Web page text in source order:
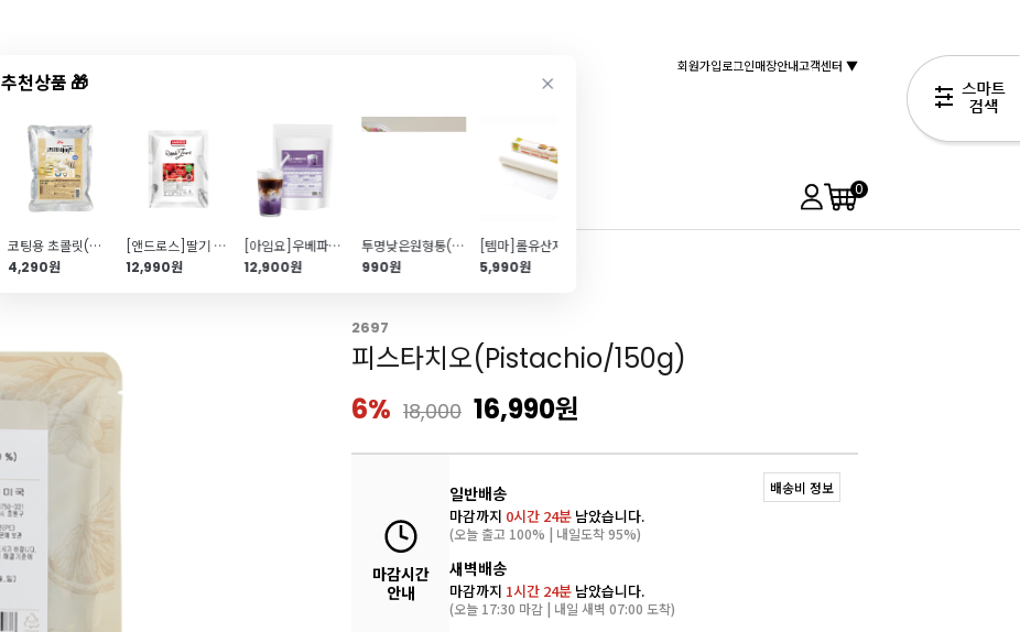
추천상품 🎁
코팅용 초콜릿(화이트\/200g)
4,290원
[앤드로스]딸기 리플잼(1kg\/필링용추천)
12,990원
[아임요]우베파우더(1kg\/약25잔분량)
12,900원
투명낮은원형통(쿠키통\/85*60mm)
990원
5,990원
회원가입로그인매장안내고객센터 ▼
브랜드샵신상품 TOP50특가/혜택 0
2697
피스타치오(Pistachio/150g)
6% 18,000 16,990원
마감시간
안내
일반배송
마감까지 0시간 24분 남았습니다.
(오늘 출고 100% | 내일도착 95%)
새벽배송
마감까지 1시간 24분 남았습니다.
(오늘 17:30 마감 | 내일 새벽 07:00 도착)
배송비 정보